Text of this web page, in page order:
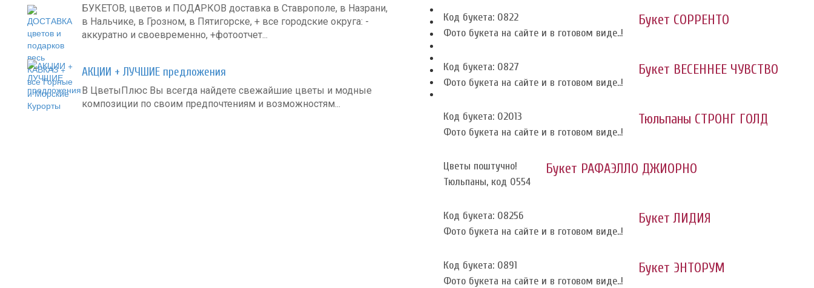
БУКЕТОВ, цветов и ПОДАРКОВ доставка в Ставрополе, в Назрани,
в Нальчике, в Грозном, в Пятигорске, + все городские округа: -
аккуратно и своевременно, +фотоотчет...
АКЦИИ + ЛУЧШИЕ предложения
В ЦветыПлюс Вы всегда найдете свежайшие цветы и модные
композиции по своим предпочтениям и возможностям...
Код букета: 0822
Фото букета на сайте и в готовом виде..!
Букет СОРРЕНТО
Код букета: 0827
Фото букета на сайте и в готовом виде..!
Букет ВЕСЕННЕЕ ЧУВСТВО
Код букета: 02013
Фото букета на сайте и в готовом виде..!
Тюльпаны СТРОНГ ГОЛД
Цветы поштучно!
Тюльпаны, код 0554
Букет РАФАЭЛЛО ДЖИОРНО
Код букета: 08256
Фото букета на сайте и в готовом виде..!
Букет ЛИДИЯ
Код букета: 0891
Фото букета на сайте и в готовом виде..!
Букет ЭНТОРУМ